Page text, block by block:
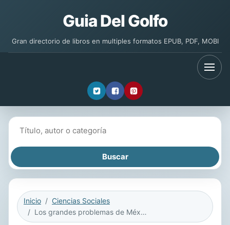
Guia Del Golfo
Gran directorio de libros en multiples formatos EPUB, PDF, MOBI
Inicio
Ciencias Sociales
Los grandes problemas de México. Relaciones de género. T-VIII